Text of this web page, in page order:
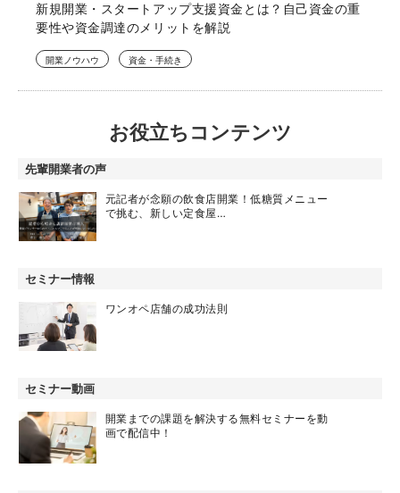
新規開業・スタートアップ支援資金とは？自己資金の重
要性や資金調達のメリットを解説
開業ノウハウ 資金・手続き
お役立ちコンテンツ
先輩開業者の声
元記者が念願の飲食店開業！低糖質メニュー
で挑む、新しい定食屋…
セミナー情報
ワンオペ店舗の成功法則
セミナー動画
開業までの課題を解決する無料セミナーを動
画で配信中！